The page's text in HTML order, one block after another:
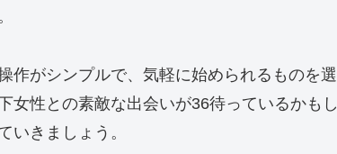
作がシンプルで、気軽に始められるものを選
女性との素敵な出会いが36待っているかもし
いきましょう。